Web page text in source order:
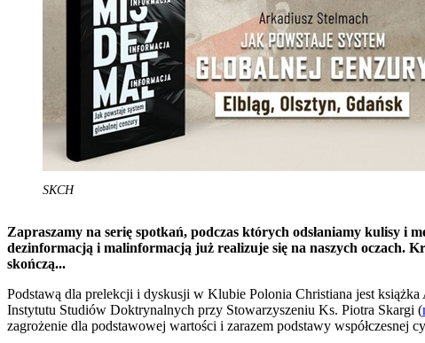
SKCH
Zapraszamy na serię spotkań, podczas których odsłaniamy kulisy i
dezinformacją i malinformacją już realizuje się na naszych oczach.
skończą...
Podstawą dla prelekcji i dyskusji w Klubie Polonia Christiana jest
Instytutu Studiów Doktrynalnych przy Stowarzyszeniu Ks. Piotra Skargi (
zagrożenie dla podstawowej wartości i zarazem podstawy współczesnej